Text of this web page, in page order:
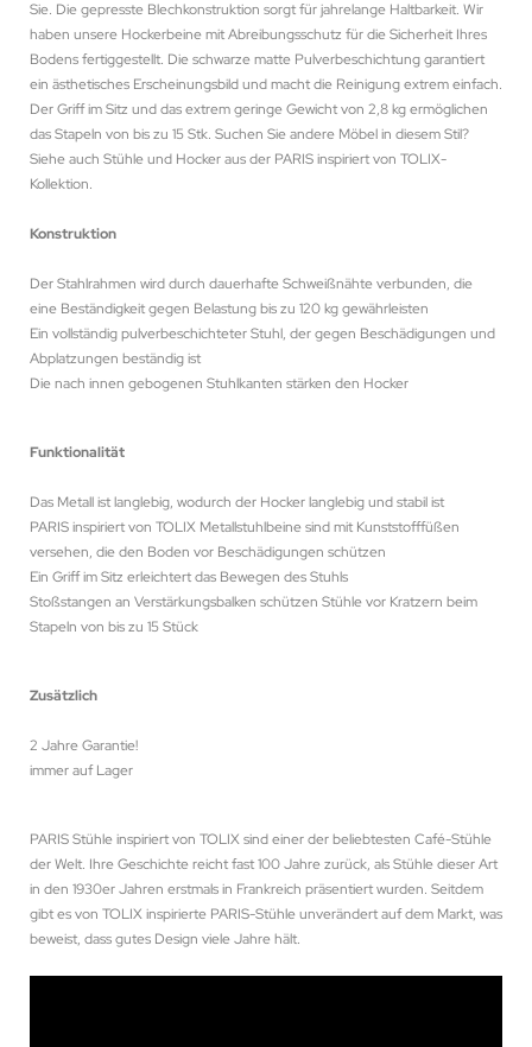
Sie. Die gepresste Blechkonstruktion sorgt für jahrelange Haltbarkeit. Wir
haben unsere Hockerbeine mit Abreibungsschutz für die Sicherheit Ihres
Bodens fertiggestellt. Die schwarze matte Pulverbeschichtung garantiert
ein ästhetisches Erscheinungsbild und macht die Reinigung extrem einfach.
Der Griff im Sitz und das extrem geringe Gewicht von 2,8 kg ermöglichen
das Stapeln von bis zu 15 Stk. Suchen Sie andere Möbel in diesem Stil?
Siehe auch Stühle und Hocker aus der PARIS inspiriert von TOLIX-
Kollektion.
Konstruktion
Der Stahlrahmen wird durch dauerhafte Schweißnähte verbunden, die
eine Beständigkeit gegen Belastung bis zu 120 kg gewährleisten
Ein vollständig pulverbeschichteter Stuhl, der gegen Beschädigungen und
Abplatzungen beständig ist
Die nach innen gebogenen Stuhlkanten stärken den Hocker
Funktionalität
Das Metall ist langlebig, wodurch der Hocker langlebig und stabil ist
PARIS inspiriert von TOLIX Metallstuhlbeine sind mit Kunststofffüßen
versehen, die den Boden vor Beschädigungen schützen
Ein Griff im Sitz erleichtert das Bewegen des Stuhls
Stoßstangen an Verstärkungsbalken schützen Stühle vor Kratzern beim
Stapeln von bis zu 15 Stück
Zusätzlich
2 Jahre Garantie!
immer auf Lager
PARIS Stühle inspiriert von TOLIX sind einer der beliebtesten Café-Stühle
der Welt. Ihre Geschichte reicht fast 100 Jahre zurück, als Stühle dieser Art
in den 1930er Jahren erstmals in Frankreich präsentiert wurden. Seitdem
gibt es von TOLIX inspirierte PARIS-Stühle unverändert auf dem Markt, was
beweist, dass gutes Design viele Jahre hält.